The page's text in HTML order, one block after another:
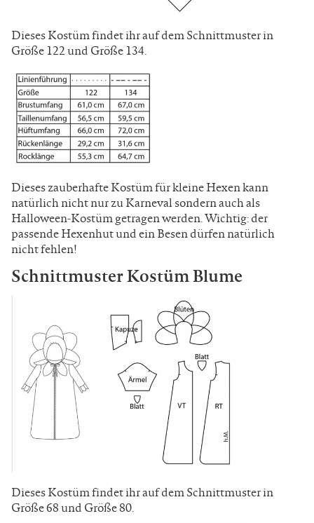
Dieses Kostüm findet ihr auf dem Schnittmuster in
Größe 122 und Größe 134.
Dieses zauberhafte Kostüm für kleine Hexen kann
natürlich nicht nur zu Karneval sondern auch als
Halloween-Kostüm getragen werden. Wichtig: der
passende Hexenhut und ein Besen dürfen natürlich
nicht fehlen!
Schnittmuster Kostüm Blume
Dieses Kostüm findet ihr auf dem Schnittmuster in
Größe 68 und Größe 80.